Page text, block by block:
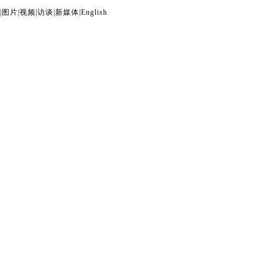
图片 视频 访谈 新媒体 English